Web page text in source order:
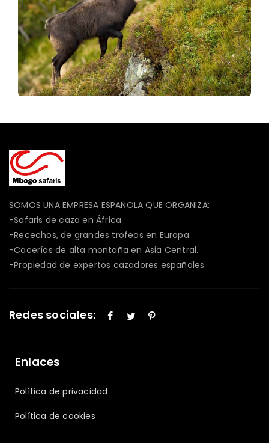
SOMOS UNA EMPRESA ESPAÑOLA QUE ORGANIZA:
-Safaris de caza en África
-Recechos, de grandes trofeos en Europa.
-Cacerías de alta montaña en Asia Central.
-Propiedad de expertos cazadores españoles
Redes sociales:
Enlaces
Política de privacidad
Política de cookies